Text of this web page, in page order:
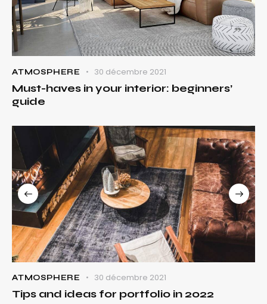
ATMOSPHERE 30 décembre 2021
Must-haves in your interior: beginners’
guide
ATMOSPHERE 30 décembre 2021
Tips and ideas for portfolio in 2022